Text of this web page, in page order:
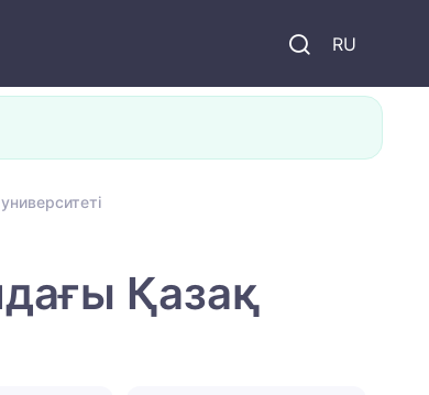
RU
Қазақ